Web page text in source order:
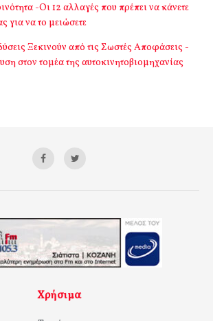
-Οι 12 αλλαγές που πρέπει να κάνετε
για να το μειώσετε
Ξεκινούν από τις Σωστές Αποφάσεις -
στον τομέα της αυτοκινητοβιομηχανίας
Χρήσιμα